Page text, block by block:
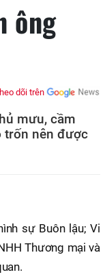
ông
dõi trên
mưu, cầm
trốn nên được
sự Buôn lậu; Vi
Thương mại và